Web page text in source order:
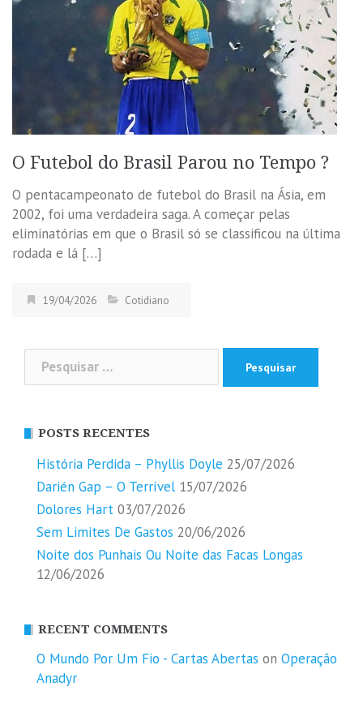
O Futebol do Brasil Parou no Tempo ?
O pentacampeonato de futebol do Brasil na Ásia, em
2002, foi uma verdadeira saga. A começar pelas
eliminatórias em que o Brasil só se classificou na última
rodada e lá […]
19/04/2026 Cotidiano
Pesquisar
por:
POSTS RECENTES
História Perdida – Phyllis Doyle 25/07/2026
Darién Gap – O Terrível 15/07/2026
Dolores Hart 03/07/2026
Sem Limites De Gastos 20/06/2026
Noite dos Punhais Ou Noite das Facas Longas
12/06/2026
RECENT COMMENTS
O Mundo Por Um Fio - Cartas Abertas on Operação
Anadyr